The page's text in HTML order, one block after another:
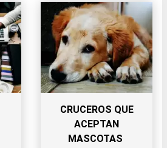
CRUCEROS QUE
ACEPTAN
MASCOTAS